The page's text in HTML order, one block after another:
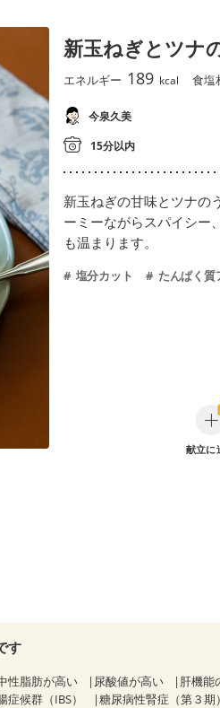
新玉ねぎとツナ
エネルギー 189 kcal 食塩
今泉久美
15分以内
新玉ねぎの甘味とツナの
ーミーながらスパイシー
も温まります。
塩分カット たんぱく質
献立に
す
性脂肪が高い 尿酸値が高い 肝機能
症候群（IBS） 糖尿病性腎症（第３期